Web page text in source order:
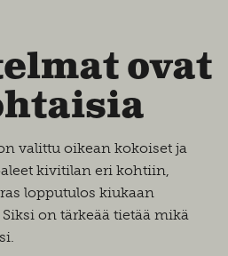
ovat
valittu oikean kokoiset ja
kivitilan eri kohtiin,
lopputulos kiukaan
on tärkeää tietää mikä